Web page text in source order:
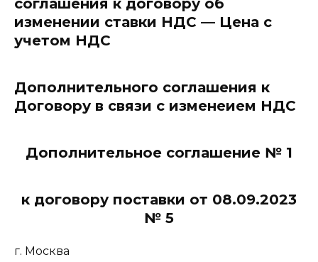
изменении ставки НДС — Цена с
учетом НДС
Дополнительного соглашения к
Договору в связи с изменеием НДС
Дополнительное соглашение № 1
к договору поставки от 08.09.2023
№ 5
г. Москва